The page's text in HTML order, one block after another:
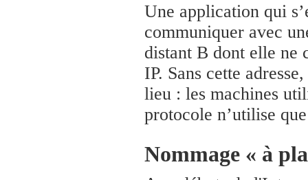
Une application qui
communiquer avec
distant B dont elle ne
IP. Sans cette
lieu : les machines
protocole n’utilise
Nommage « à